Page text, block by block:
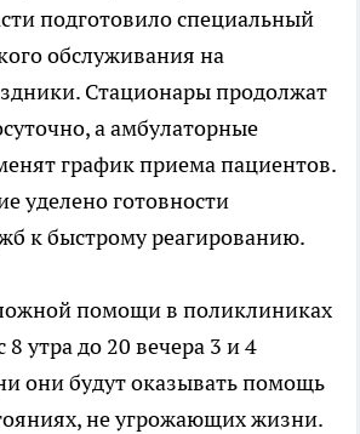
подготовило специальный
обслуживания на
Стационары продолжат
а амбулаторные
график приема пациентов.
уделено готовности
к быстрому реагированию.
помощи в поликлиниках
утра до 20 вечера 3 и 4
они будут оказывать помощь
не угрожающих жизни.